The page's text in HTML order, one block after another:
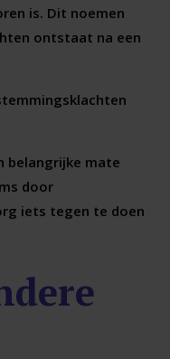
is. Dit noemen
ontstaat na een
belangrijke mate
door
iets tegen te doen